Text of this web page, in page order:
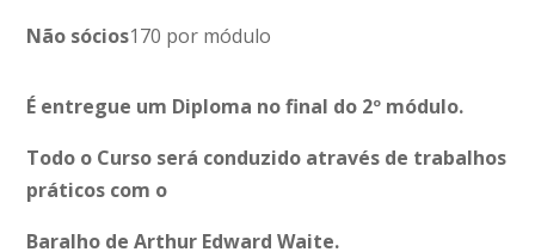
Não sócios170 por módulo
É entregue um Diploma no final do 2º módulo.
Todo o Curso será conduzido através de trabalhos
práticos com o
Baralho de Arthur Edward Waite.